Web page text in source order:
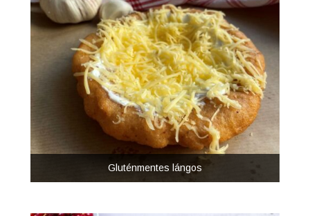
Gluténmentes lángos